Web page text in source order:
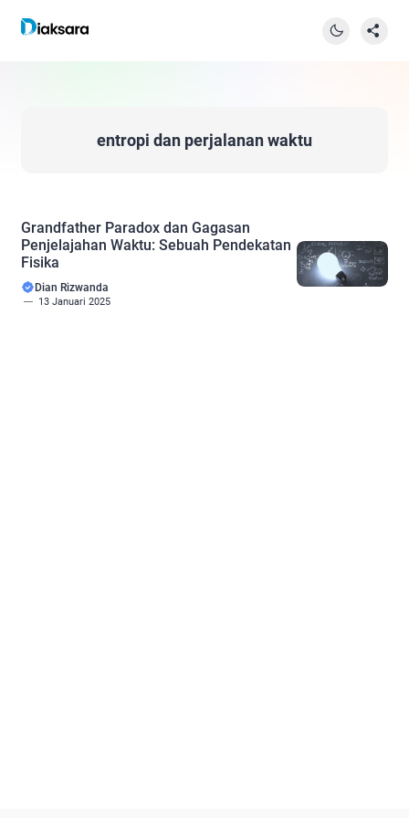
entropi dan perjalanan waktu
Grandfather Paradox dan Gagasan
Penjelajahan Waktu: Sebuah Pendekatan
Fisika
Dian Rizwanda
13 Januari 2025